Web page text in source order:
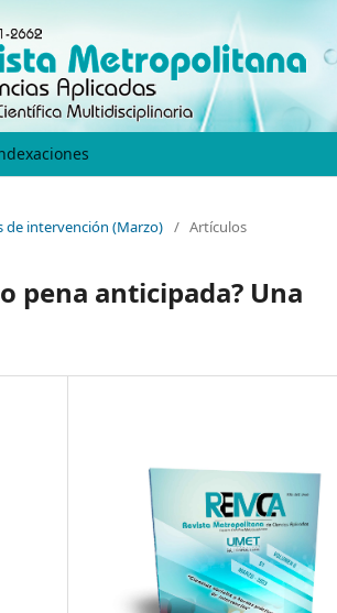
de intervención (Marzo) / Artículos
pena anticipada? Una